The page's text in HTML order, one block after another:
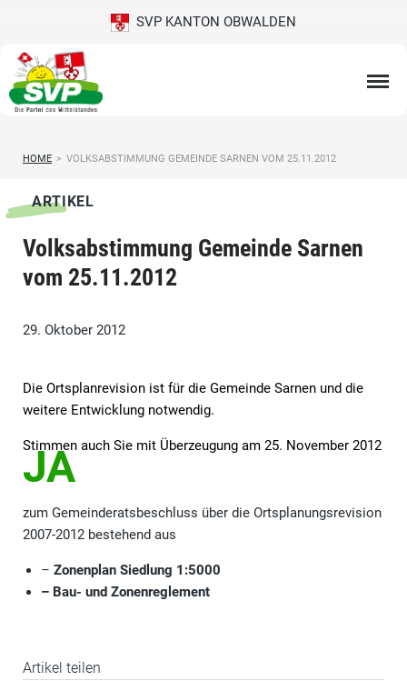
SVP KANTON OBWALDEN
HOME > VOLKSABSTIMMUNG GEMEINDE SARNEN VOM 25.11.2012
ARTIKEL
Volksabstimmung Gemeinde Sarnen
vom 25.11.2012
29. Oktober 2012
Die Ortsplanrevision ist für die Gemeinde Sarnen und die
weitere Entwicklung notwendig.
Stimmen auch Sie mit Überzeugung am 25. November 2012
JA
zum Gemeinderatsbeschluss über die Ortsplanungsrevision
2007-2012 bestehend aus
– Zonenplan Siedlung 1:5000
– Bau- und Zonenreglement
Artikel teilen